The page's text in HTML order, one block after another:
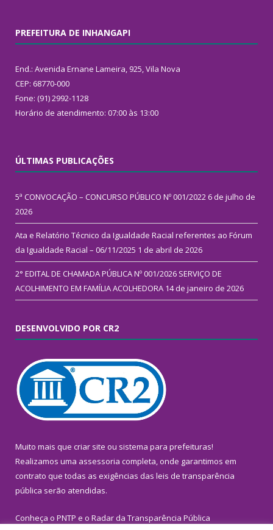
PREFEITURA DE INHANGAPI
End.: Avenida Ernane Lameira, 925, Vila Nova
CEP: 68770-000
Fone: (91) 2992-1128
Horário de atendimento: 07:00 às 13:00
ÚLTIMAS PUBLICAÇÕES
5ª CONVOCAÇÃO – CONCURSO PÚBLICO Nº 001/2022 6 de julho de
2026
Ata e Relatório Técnico da Igualdade Racial referentes ao Fórum
da Igualdade Racial – 06/11/2025 1 de abril de 2026
2° EDITAL DE CHAMADA PÚBLICA Nº 001/2026 SERVIÇO DE
ACOLHIMENTO EM FAMÍLIA ACOLHEDORA 14 de janeiro de 2026
DESENVOLVIDO POR CR2
Muito mais que criar site ou sistema para prefeituras!
Realizamos uma assessoria completa, onde garantimos em
contrato que todas as exigências das leis de transparência
pública serão atendidas.
Conheça o PNTP e o Radar da Transparência Pública